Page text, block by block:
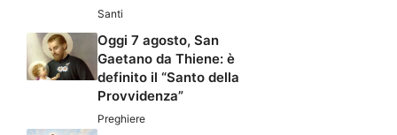
Santi
Oggi 7 agosto, San
Gaetano da Thiene: è
definito il “Santo della
Provvidenza”
Preghiere